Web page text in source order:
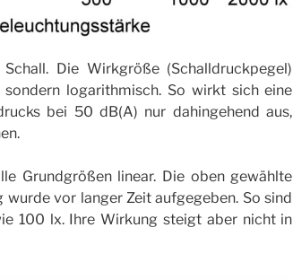
Die Wirkgröße (Schalldruckpegel)
logarithmisch. So wirkt sich eine
bei 50 dB(A) nur dahingehend aus,
Grundgrößen linear. Die oben gewählte
vor langer Zeit aufgegeben. So sind
100 lx. Ihre Wirkung steigt aber nicht in